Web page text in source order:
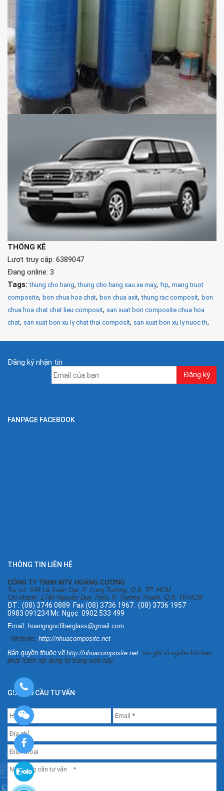
THỐNG KÊ
Lượt truy cập: 6389047
Đang online: 3
Tags: thung cho hang,thung cho hang sau xe may, frp, mang truot
composite, bon chua hoa chat, bon chua axit,thung rac composit, bon
chua hoa chat chat lieu composit, san xuat bon composite chua hoa
chat, san xuat bon xu ly chat thai composit, san xuat bon xu ly nuoc th,
Đăng ký nhận tin
FANPAGE FACEBOOK
THÔNG TIN LIÊN HỆ
CÔNG TY TNHH MTV HOÀNG CƯƠNG
Trụ sở: 548 Lã Xuân Oai, P. Long Trường, Q.9, TP. HCM
Chi nhánh: 1749 Nguyễn Duy Trinh, P. Trường Thạnh, Q.9, TP.HCM
ĐT: (08) 3746 0889 Fax (08) 3736 1967. (08) 3736 1957
0983 091234 Mr: Ngọc 0902 533 499
Email: hoangngocfiberglass@gmail.com
Website: http://nhuacomposite.net
Bản quyền thuộc về http://nhuacomposite.net xin ghi rõ nguồn khi bạn
phát hành nội dung từ trang web này.
GỬI YÊU CẦU TƯ VẤN